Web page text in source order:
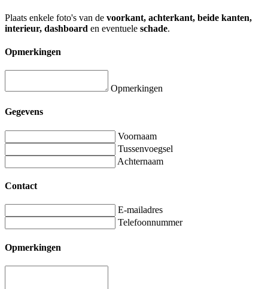
Plaats enkele foto's van de voorkant, achterkant, beide kanten,
interieur, dashboard en eventuele schade.
Opmerkingen
Opmerkingen
Gegevens
Voornaam
Tussenvoegsel
Achternaam
Contact
E-mailadres
Telefoonnummer
Opmerkingen